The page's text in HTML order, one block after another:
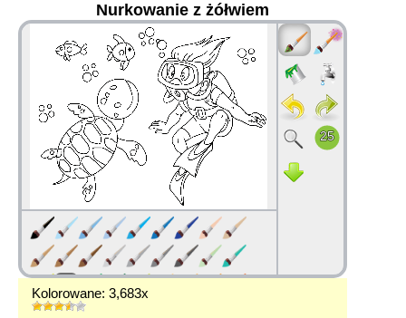
Nurkowanie z żółwiem
Kolorowane: 3,683x